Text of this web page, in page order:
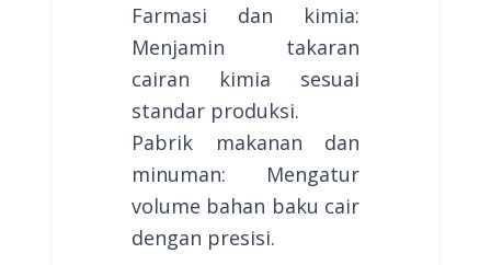
Farmasi dan kimia:
Menjamin takaran
cairan kimia sesuai
standar produksi.
Pabrik makanan dan
minuman: Mengatur
volume bahan baku cair
dengan presisi.